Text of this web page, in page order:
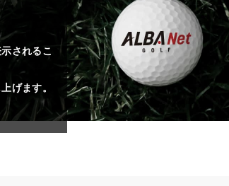
されるこ
げます。